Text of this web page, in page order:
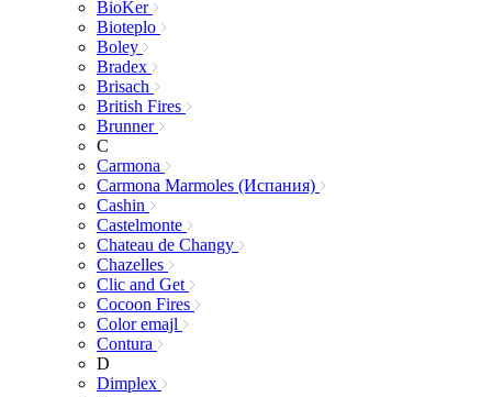
BioKer
Bioteplo
Boley
Bradex
Brisach
British Fires
Brunner
C
Carmona
Carmona Marmoles (Испания)
Cashin
Castelmonte
Chateau de Changy
Chazelles
Clic and Get
Cocoon Fires
Color emajl
Contura
D
Dimplex